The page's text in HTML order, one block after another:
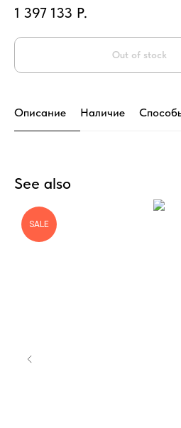
1 397 133 Р.
Out of stock
Описание Наличие
See also
SALE